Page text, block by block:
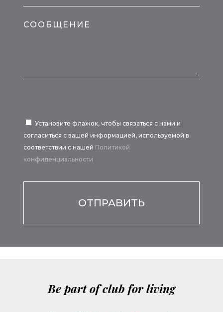
СООБЩЕНИЕ
Установите флажок, чтобы связаться с нами и
согласиться с вашей информацией, используемой в
соответствии с нашей Политикой
конфиденциальности
Be part of club for living